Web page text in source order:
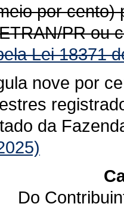
por
PR ou
Lei 18371
nove por
da
Do